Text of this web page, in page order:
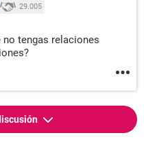
29.005
tengas relaciones